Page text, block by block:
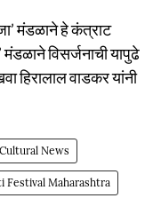
मंडळाने हे कंत्राट
मंडळाने विसर्जनाची यापुढे
हिरालाल वाडकर यांनी
Cultural News
Festival Maharashtra